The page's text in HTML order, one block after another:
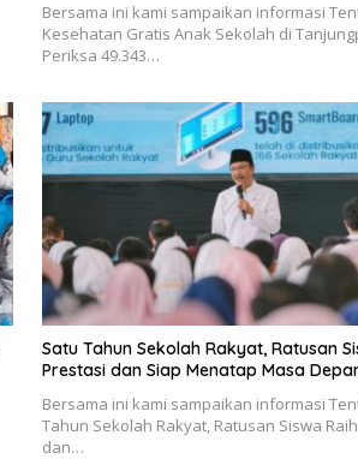
Bersama ini kami sampaikan informasi
Kesehatan Gratis Anak Sekolah di
Periksa 49.343…
Satu Tahun Sekolah Rakyat, Ratusan
Prestasi dan Siap Menatap Masa
Bersama ini kami sampaikan informasi
Tahun Sekolah Rakyat, Ratusan Siswa
dan…